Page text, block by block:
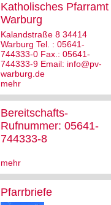
Katholisches Pfarramt
Warburg
Kalandstraße 8 34414
Warburg Tel. : 05641-
744333-0 Fax.: 05641-
744333-9 Email: info@pv-
warburg.de
mehr
Bereitschafts-
Rufnummer: 05641-
744333-8
mehr
Pfarrbriefe